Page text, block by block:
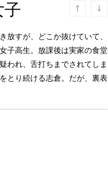
子
放すが、どこか抜けていて、
子高生。放課後は実家の食堂
われ、舌打ちまでされてしま
とり続ける志倉。だが、裏表